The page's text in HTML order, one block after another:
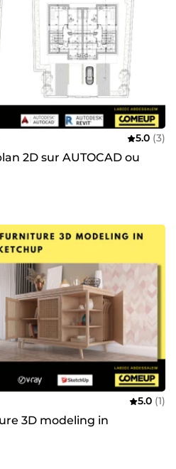
5.0 (3)
2D sur AUTOCAD ou
5.0 (1)
3D modeling in